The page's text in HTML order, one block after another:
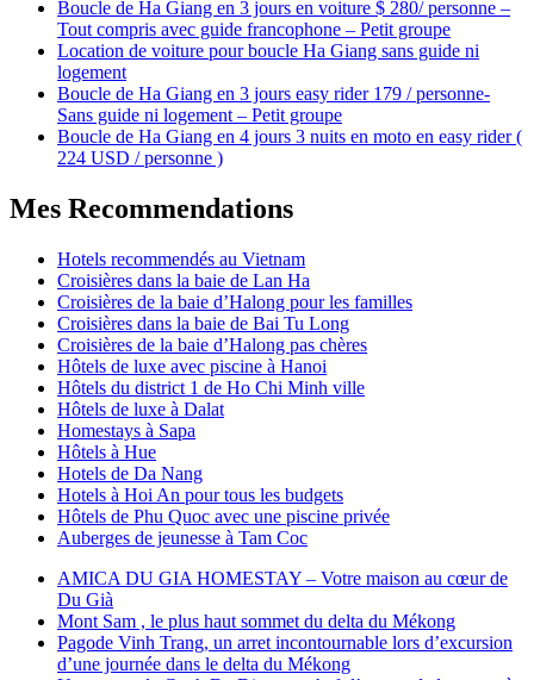
Boucle de Ha Giang en 3 jours en voiture $ 280/ personne –
Tout compris avec guide francophone – Petit groupe
Location de voiture pour boucle Ha Giang sans guide ni
logement
Boucle de Ha Giang en 3 jours easy rider 179 / personne-
Sans guide ni logement – Petit groupe
Boucle de Ha Giang en 4 jours 3 nuits en moto en easy rider (
224 USD / personne )
Mes Recommendations
Hotels recommendés au Vietnam
Croisières dans la baie de Lan Ha
Croisières de la baie d’Halong pour les familles
Croisières dans la baie de Bai Tu Long
Croisières de la baie d’Halong pas chères
Hôtels de luxe avec piscine à Hanoi
Hôtels du district 1 de Ho Chi Minh ville
Hôtels de luxe à Dalat
Homestays à Sapa
Hôtels à Hue
Hotels de Da Nang
Hotels à Hoi An pour tous les budgets
Hôtels de Phu Quoc avec une piscine privée
Auberges de jeunesse à Tam Coc
AMICA DU GIA HOMESTAY – Votre maison au cœur de
Du Già
Mont Sam , le plus haut sommet du delta du Mékong
Pagode Vinh Trang, un arret incontournable lors d’excursion
d’une journée dans le delta du Mékong